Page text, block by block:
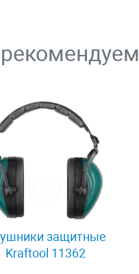
защитные
Kraftool 11362